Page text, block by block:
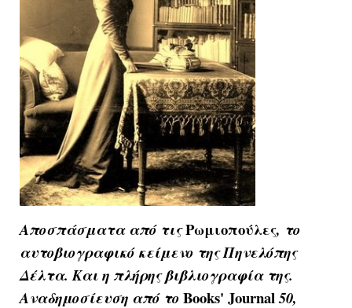
Αποσπάσματα από τιςΡωμιοπούλες, το
αυτοβιογραφικό κείμενο της Πηνελόπης
Δέλτα. Και η πλήρης βιβλιογραφία της.
Αναδημοσίευση από τοBooks' Journal50,